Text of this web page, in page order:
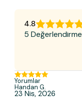
4.8
5 Değerlendirme
Yorumlar
Handan G.
23 Nis, 2026